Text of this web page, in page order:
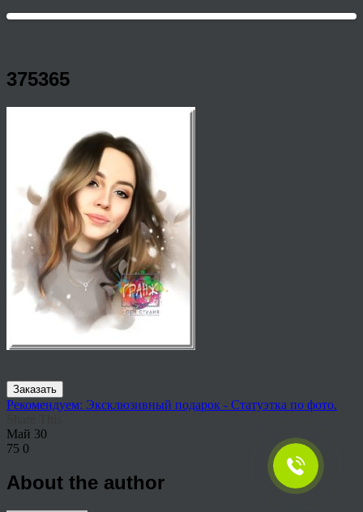
375365
Заказать
Рекомендуем: Эксклюзивный подарок - Статуэтка по фото.
Май 30
75 0
About the author